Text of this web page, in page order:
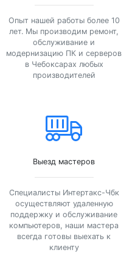
Опыт нашей работы более 10
лет. Мы производим ремонт,
обслуживание и
модернизацию ПК и серверов
в Чебоксарах любых
производителей
Выезд мастеров
Специалисты Интертакс-Чбк
осуществляют удаленную
поддержку и обслуживание
компьютеров, наши мастера
всегда готовы выехать к
клиенту